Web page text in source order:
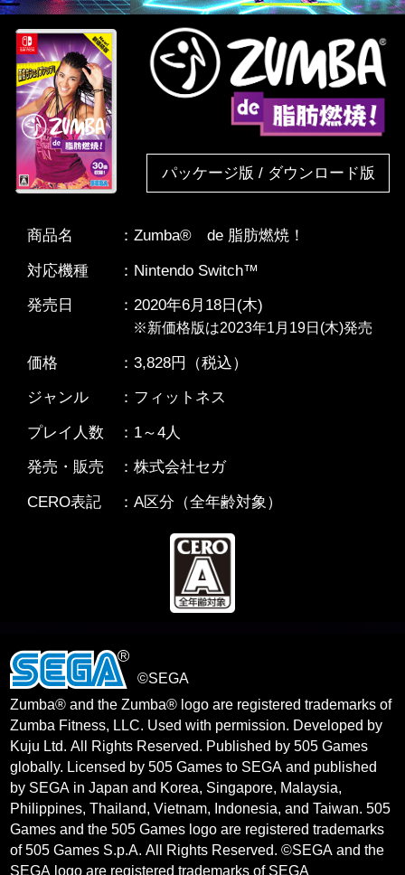
パッケージ版 / ダウンロード版
商品名 ：Zumba® de 脂肪燃焼！
対応機種 ：Nintendo Switch™
発売日 ：2020年6月18日(木)
※新価格版は2023年1月19日(木)発売
価格 ：3,828円（税込）
ジャンル ：フィットネス
プレイ人数 ：1～4人
発売・販売 ：株式会社セガ
CERO表記 ：A区分（全年齢対象）
©SEGA
Zumba® and the Zumba® logo are registered trademarks of
Zumba Fitness, LLC. Used with permission. Developed by
Kuju Ltd. All Rights Reserved. Published by 505 Games
globally. Licensed by 505 Games to SEGA and published
by SEGA in Japan and Korea, Singapore, Malaysia,
Philippines, Thailand, Vietnam, Indonesia, and Taiwan. 505
Games and the 505 Games logo are registered trademarks
of 505 Games S.p.A. All Rights Reserved. ©SEGA and the
SEGA logo are registered trademarks of SEGA